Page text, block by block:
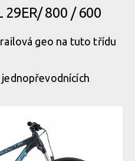
29ER/ 800 / 600
geo na tuto třídu